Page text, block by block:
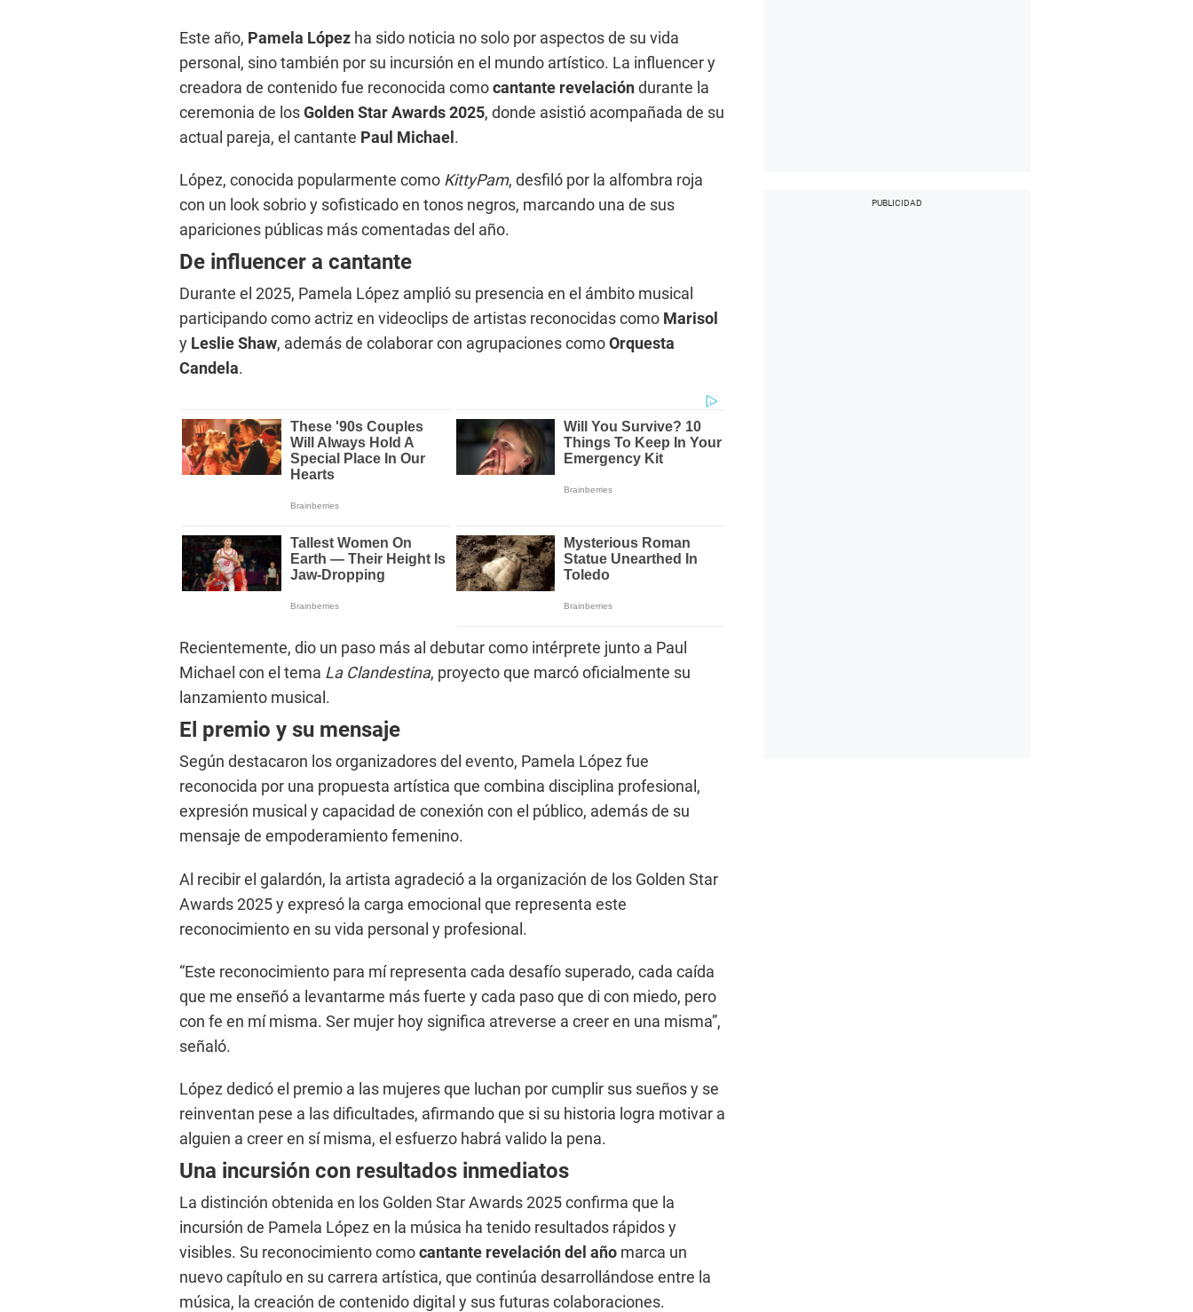
Este año, Pamela López ha sido noticia no solo por aspectos de su vida
personal, sino también por su incursión en el mundo artístico. La influencer y
creadora de contenido fue reconocida comocantante revelacióndurante la
ceremonia de losGolden Star Awards 2025, donde asistió acompañada de su
actual pareja, el cantante Paul Michael .
López, conocida popularmente como KittyPam, desfiló por la alfombra roja
con un look sobrio y sofisticado en tonos negros, marcando una de sus
apariciones públicas más comentadas del año.
De influencer a cantante
Durante el 2025, Pamela López amplió su presencia en el ámbito musical
participando como actriz en videoclips de artistas reconocidas como Marisol
y Leslie Shaw, además de colaborar con agrupaciones comoOrquesta
Candela.
Recientemente, dio un paso más al debutar como intérprete junto a Paul
Michael con el tema La Clandestina, proyecto que marcó oficialmente su
lanzamiento musical.
El premio y su mensaje
Según destacaron los organizadores del evento, Pamela López fue
reconocida por una propuesta artística que combina disciplina profesional,
expresión musical y capacidad de conexión con el público, además de su
mensaje de empoderamiento femenino.
Al recibir el galardón, la artista agradeció a la organización de los Golden Star
Awards 2025 y expresó la carga emocional que representa este
reconocimiento en su vida personal y profesional.
“Este reconocimiento para mí representa cada desafío superado, cada caída
que me enseñó a levantarme más fuerte y cada paso que di con miedo, pero
con fe en mí misma. Ser mujer hoy significa atreverse a creer en una misma”,
señaló.
López dedicó el premio a las mujeres que luchan por cumplir sus sueños y se
reinventan pese a las dificultades, afirmando que si su historia logra motivar a
alguien a creer en sí misma, el esfuerzo habrá valido la pena.
Una incursión con resultados inmediatos
La distinción obtenida en los Golden Star Awards 2025 confirma que la
incursión de Pamela López en la música ha tenido resultados rápidos y
visibles. Su reconocimiento comocantante revelación del año marca un
nuevo capítulo en su carrera artística, que continúa desarrollándose entre la
música, la creación de contenido digital y sus futuras colaboraciones.